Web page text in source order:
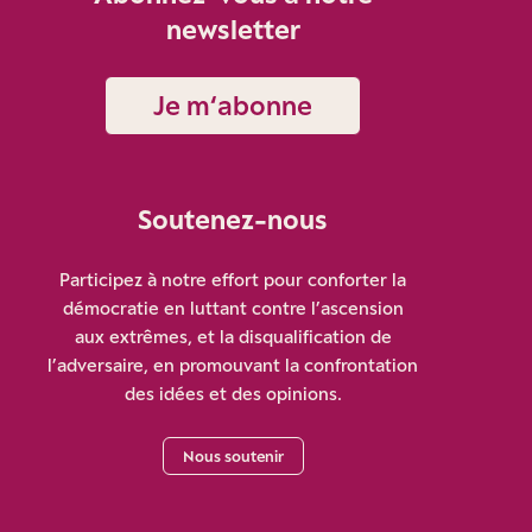
newsletter
Je m‘abonne
Soutenez-nous
Participez à notre effort pour conforter la
démocratie en luttant contre l’ascension
aux extrêmes, et la disqualification de
l’adversaire, en promouvant la confrontation
des idées et des opinions.
Nous soutenir